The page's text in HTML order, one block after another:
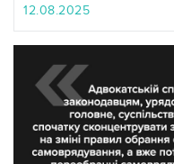
12.08.2025